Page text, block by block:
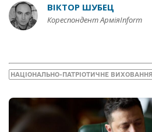
ВІКТОР ШУБЕЦ
Кореспондент АрміяInform
НАЦІОНАЛЬНО-ПАТРІОТИЧНЕ ВИХОВАННЯ